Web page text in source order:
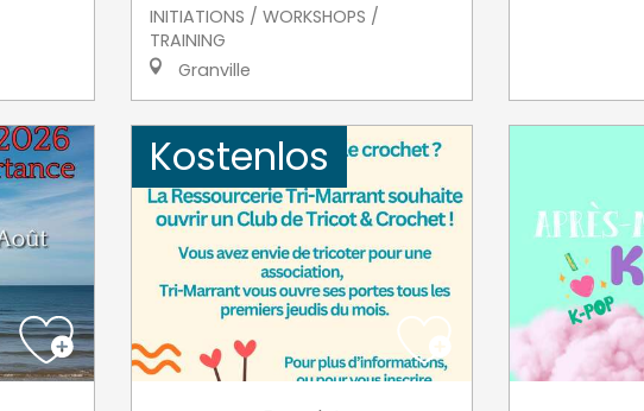
INITIATIONS / WORKSHOPS /
TRAINING
Granville
Kostenlos